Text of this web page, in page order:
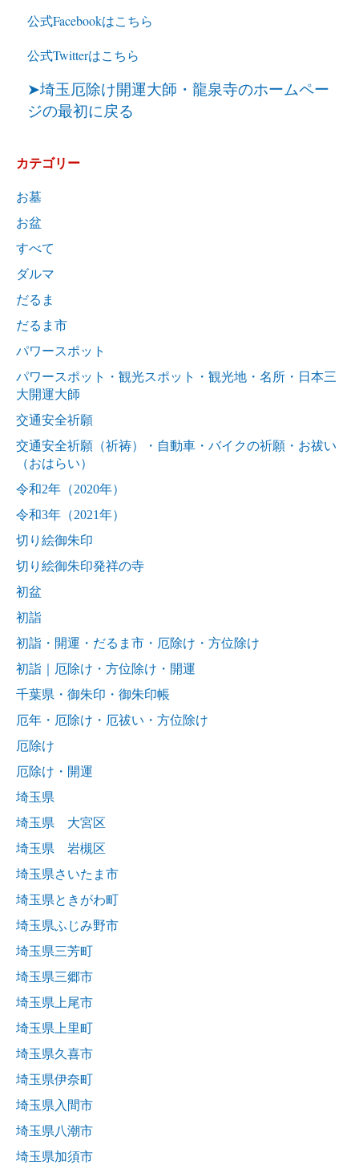
公式Facebookはこちら
公式Twitterはこちら
➤埼玉厄除け開運大師・龍泉寺のホームペー
ジの最初に戻る
カテゴリー
お墓
お盆
すべて
ダルマ
だるま
だるま市
パワースポット
パワースポット・観光スポット・観光地・名所・日本三
大開運大師
交通安全祈願
交通安全祈願（祈祷）・自動車・バイクの祈願・お祓い
（おはらい）
令和2年（2020年）
令和3年（2021年）
切り絵御朱印
切り絵御朱印発祥の寺
初盆
初詣
初詣・開運・だるま市・厄除け・方位除け
初詣｜厄除け・方位除け・開運
千葉県・御朱印・御朱印帳
厄年・厄除け・厄祓い・方位除け
厄除け
厄除け・開運
埼玉県
埼玉県 大宮区
埼玉県 岩槻区
埼玉県さいたま市
埼玉県ときがわ町
埼玉県ふじみ野市
埼玉県三芳町
埼玉県三郷市
埼玉県上尾市
埼玉県上里町
埼玉県久喜市
埼玉県伊奈町
埼玉県入間市
埼玉県八潮市
埼玉県加須市